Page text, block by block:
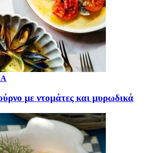
με ντομάτες και μυρωδικά